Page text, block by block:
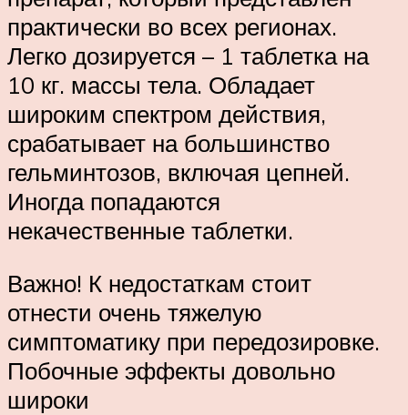
практически во всех регионах.
Легко дозируется – 1 таблетка на
10 кг. массы тела. Обладает
широким спектром действия,
срабатывает на большинство
гельминтозов, включая цепней.
Иногда попадаются
некачественные таблетки.
Важно! К недостаткам стоит
отнести очень тяжелую
симптоматику при передозировке.
Побочные эффекты довольно
широки